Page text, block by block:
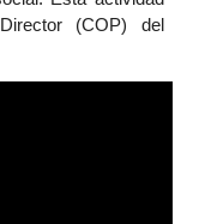
(COP) del